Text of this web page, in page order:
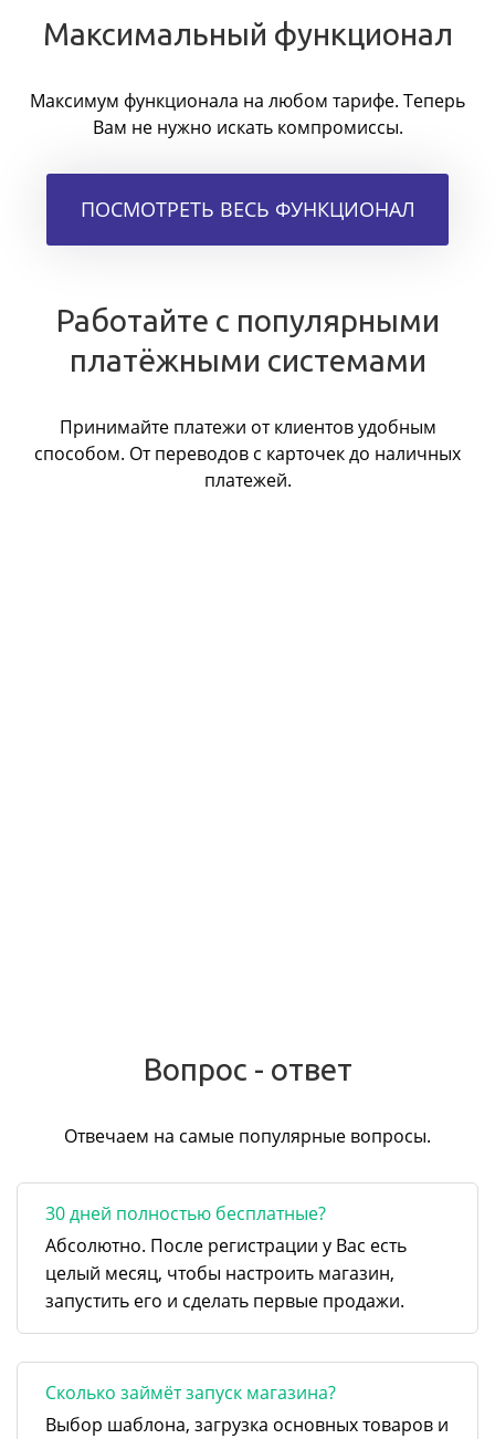
Максимальный функционал
Максимум функционала на любом тарифе. Теперь
Вам не нужно искать компромиссы.
ПОСМОТРЕТЬ ВЕСЬ ФУНКЦИОНАЛ
Работайте с популярными
платёжными системами
Принимайте платежи от клиентов удобным
способом. От переводов с карточек до наличных
платежей.
Вопрос - ответ
Отвечаем на самые популярные вопросы.
30 дней полностью бесплатные?
Абсолютно. После регистрации у Вас есть
целый месяц, чтобы настроить магазин,
запустить его и сделать первые продажи.
Сколько займёт запуск магазина?
Выбор шаблона, загрузка основных товаров и